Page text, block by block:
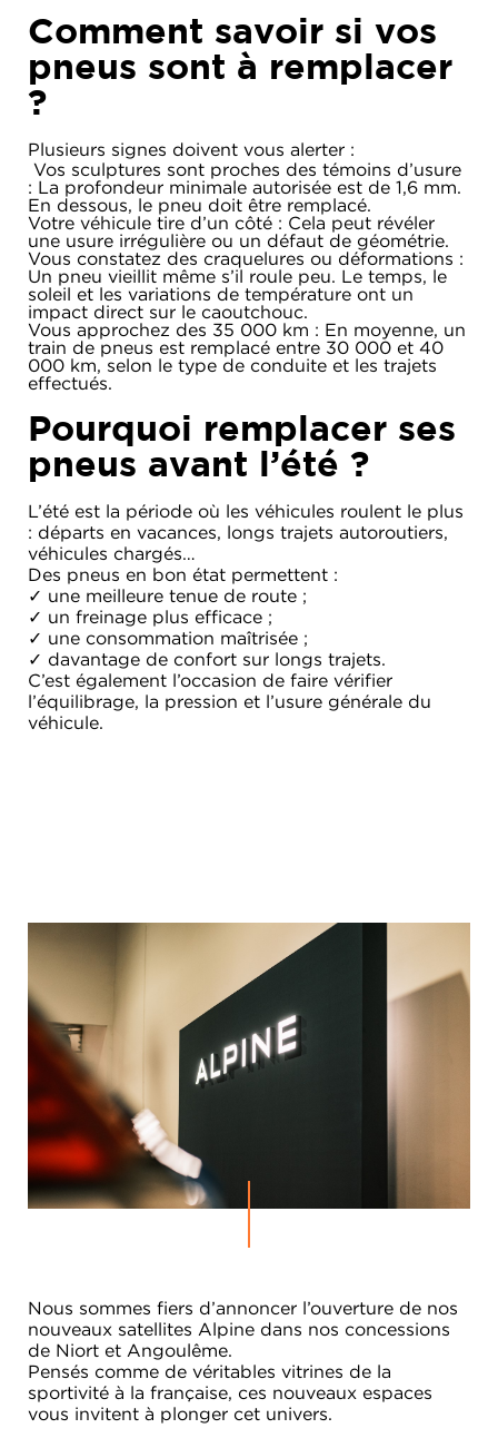
Comment savoir si vos
pneus sont à remplacer
?
Plusieurs signes doivent vous alerter :
Vos sculptures sont proches des témoins d’usure
: La profondeur minimale autorisée est de 1,6 mm.
En dessous, le pneu doit être remplacé.
Votre véhicule tire d’un côté : Cela peut révéler
une usure irrégulière ou un défaut de géométrie.
Vous constatez des craquelures ou déformations :
Un pneu vieillit même s’il roule peu. Le temps, le
soleil et les variations de température ont un
impact direct sur le caoutchouc.
Vous approchez des 35 000 km : En moyenne, un
train de pneus est remplacé entre 30 000 et 40
000 km, selon le type de conduite et les trajets
effectués.
Pourquoi remplacer ses
pneus avant l’été ?
L’été est la période où les véhicules roulent le plus
: départs en vacances, longs trajets autoroutiers,
véhicules chargés…
Des pneus en bon état permettent :
✓ une meilleure tenue de route ;
✓ un freinage plus efficace ;
✓ une consommation maîtrisée ;
✓ davantage de confort sur longs trajets.
C’est également l’occasion de faire vérifier
l’équilibrage, la pression et l’usure générale du
véhicule.
Nous sommes fiers d’annoncer l’ouverture de nos
nouveaux satellites Alpine dans nos concessions
de Niort et Angoulême.
Pensés comme de véritables vitrines de la
sportivité à la française, ces nouveaux espaces
vous invitent à plonger cet univers.